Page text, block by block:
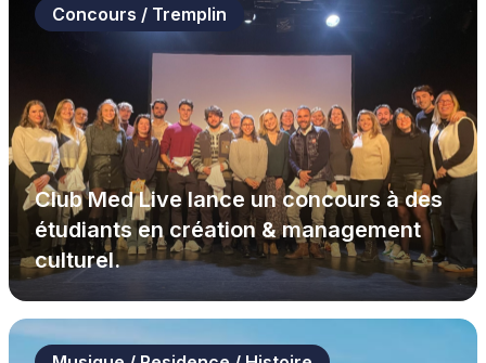
Concours / Tremplin
Club Med Live lance un concours à des
étudiants en création & management
culturel.